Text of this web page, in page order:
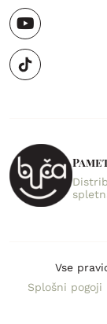
Vse
Splošni pogoji